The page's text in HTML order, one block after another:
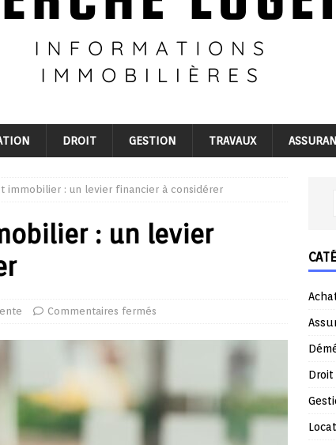
DROIT GESTION TRAVAUX
immobilier : un levier financier à considérer
: un levier
Commentaires fermés
Droit